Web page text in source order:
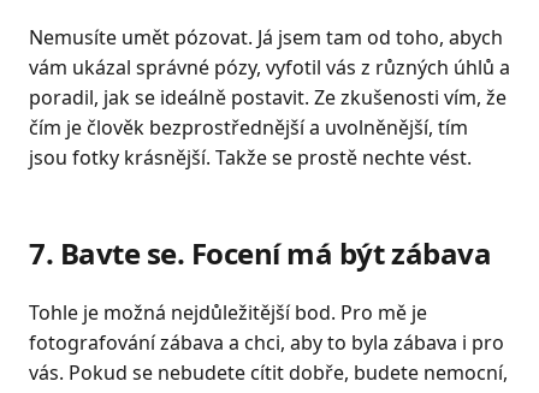
Nemusíte umět pózovat. Já jsem tam od toho, abych
vám ukázal správné pózy, vyfotil vás z různých úhlů a
poradil, jak se ideálně postavit. Ze zkušenosti vím, že
čím je člověk bezprostřednější a uvolněnější, tím
jsou fotky krásnější. Takže se prostě nechte vést.
7. Bavte se. Focení má být zábava
Tohle je možná nejdůležitější bod. Pro mě je
fotografování zábava a chci, aby to byla zábava i pro
vás. Pokud se nebudete cítit dobře, budete nemocní,